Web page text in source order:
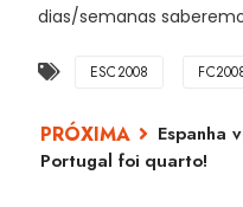
dias/semanas
ESC2008
Espanha
Portugal foi quarto!